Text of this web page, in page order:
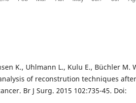
K., Uhlmann L., Kulu E., Büchler M.
of reconstrution techniques
Br J Surg. 2015 102:735-45. Doi: